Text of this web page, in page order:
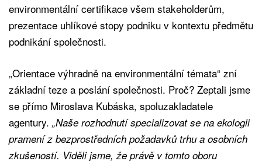
environmentální certifikace všem stakeholderům,
prezentace uhlíkové stopy podniku v kontextu předmětu
podnikání společnosti.
„Orientace výhradně na environmentální témata“ zní
základní teze a poslání společnosti. Proč? Zeptali jsme
se přímo Miroslava Kubáska, spoluzakladatele
agentury. „Naše rozhodnutí specializovat se na ekologii
pramení z bezprostředních požadavků trhu a osobních
zkušeností. Viděli jsme, že právě v tomto oboru